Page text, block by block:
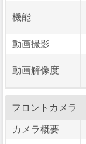
機能
動画撮影
動画解像度
フロントカメラ
カメラ概要